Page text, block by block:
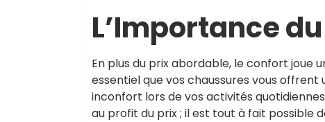
L’Importance
En plus du prix abordable, le confort joue
essentiel que vos chaussures vous
inconfort lors de vos activités
au profit du prix ; il est tout à fait possible